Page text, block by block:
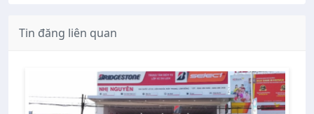
Tin đăng liên quan